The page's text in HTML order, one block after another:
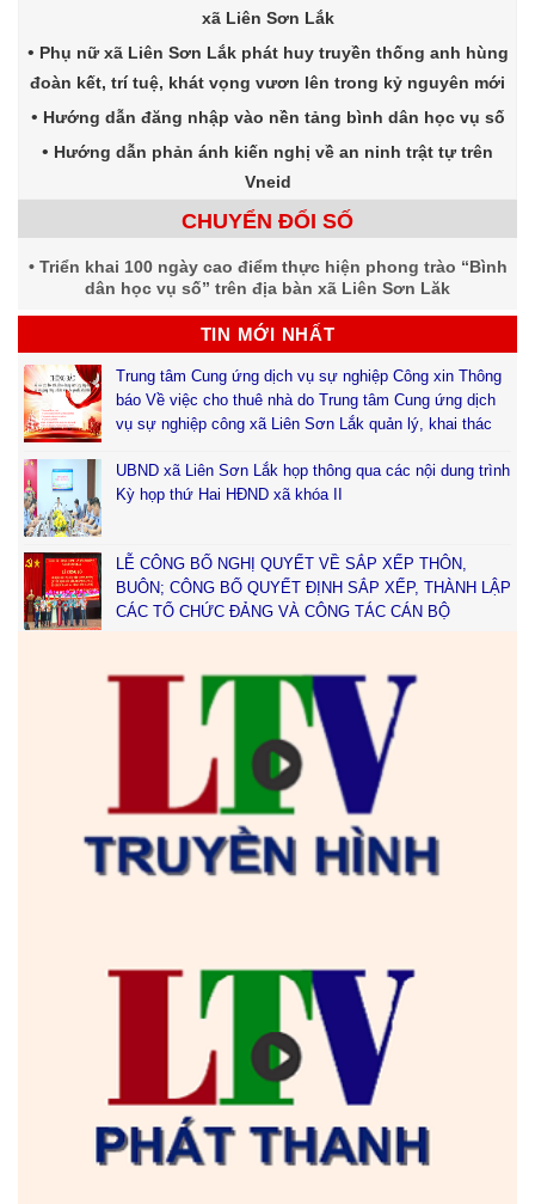
xã Liên Sơn Lắk
Phụ nữ xã Liên Sơn Lắk phát huy truyền thống anh hùng
đoàn kết, trí tuệ, khát vọng vươn lên trong kỷ nguyên mới
Hướng dẫn đăng nhập vào nền tảng bình dân học vụ số
Hướng dẫn phản ánh kiến nghị về an ninh trật tự trên
Vneid
CHUYỂN ĐỔI SỐ
Triển khai 100 ngày cao điểm thực hiện phong trào “Bình
dân học vụ số” trên địa bàn xã Liên Sơn Lăk
TIN MỚI NHẤT
Trung tâm Cung ứng dịch vụ sự nghiệp Công xin Thông
báo Về việc cho thuê nhà do Trung tâm Cung ứng dịch
vụ sự nghiệp công xã Liên Sơn Lắk quản lý, khai thác
UBND xã Liên Sơn Lắk họp thông qua các nội dung trình
Kỳ họp thứ Hai HĐND xã khóa II
LỄ CÔNG BỐ NGHỊ QUYẾT VỀ SẮP XẾP THÔN,
BUÔN; CÔNG BỐ QUYẾT ĐỊNH SẮP XẾP, THÀNH LẬP
CÁC TỔ CHỨC ĐẢNG VÀ CÔNG TÁC CÁN BỘ